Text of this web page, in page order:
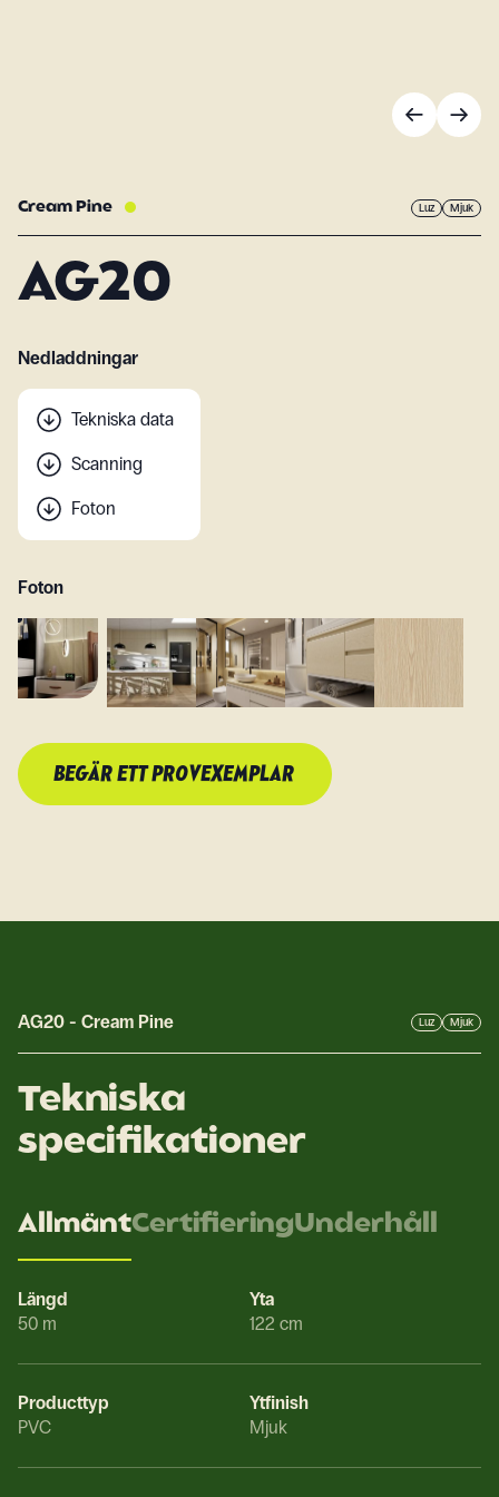
Cream Pine Luz Mjuk
AG20
Nedladdningar
Tekniska data
Scanning
Foton
Foton
BEGÄR ETT PROVEXEMPLAR
AG20 - Cream Pine Luz Mjuk
Tekniska
specifikationer
AllmäntCertifieringUnderhåll
Längd
50 m
Yta
122 cm
Producttyp
PVC
Ytfinish
Mjuk